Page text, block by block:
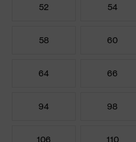
52 54
58 60
64 66
94 98
106 110